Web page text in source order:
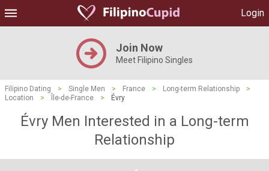
Login
Join Now
Meet Filipino Singles
Filipino Dating > Single Men > France > Long-term Relationship
>
Location
> Île-de-France > Évry
Évry Men Interested in a Long-term
Relationship